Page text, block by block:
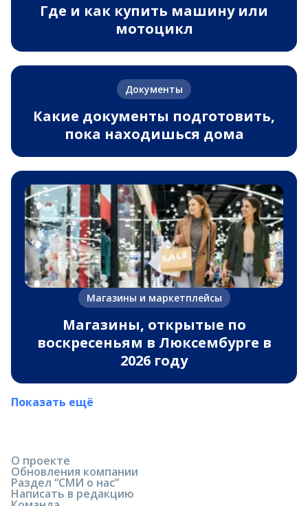
Где и как купить машину или
мотоцикл
Документы
Какие документы подготовить,
пока находишься дома
Магазины и маркетплейсы
Магазины, открытые по
воскресеньям в Люксембурге в
2026 году
Показать ещё
О проекте
Обновления компании
Раздел “СМИ о нас”
Написать в редакцию